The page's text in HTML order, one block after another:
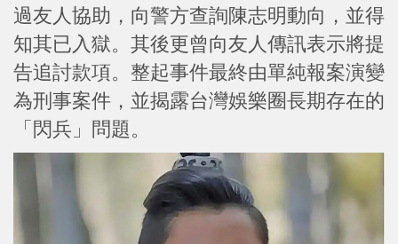
過友人協助，向警方查詢陳志明動向，並得
知其已入獄。其後更曾向友人傳訊表示將提
告追討款項。整起事件最終由單純報案演變
為刑事案件，並揭露台灣娛樂圈長期存在的
「閃兵」問題。